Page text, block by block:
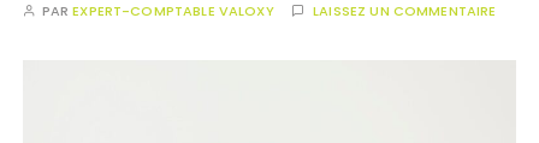
PAREXPERT-COMPTABLE VALOXY LAISSEZ UN COMMENTAIRE